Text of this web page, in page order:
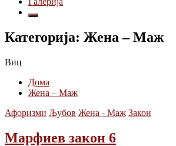
Категорија: Жена – Маж
Виц
Дома
Жена – Маж
Афоризми Љубов Жена - Маж Закон
Марфиев закон 6